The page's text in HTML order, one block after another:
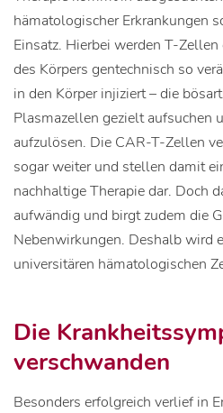
hämatologischer Erkrankungen
Einsatz. Hierbei werden T-
des Körpers gentechnisch so
in den Körper injiziert – die
Plasmazellen gezielt aufsuchen
aufzulösen. Die CAR-T-Zellen
sogar weiter und stellen damit
nachhaltige Therapie dar. Doch
aufwändig und birgt zudem die
Nebenwirkungen. Deshalb wird
universitären hämatologischen
Die
verschwanden
Besonders erfolgreich verlief in